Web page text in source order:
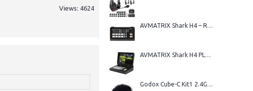
AVMATRIX Shark H4 – Régie vidéo HDMI 4 canaux
AVMATRIX Shark H4 PLUS – Régie vidéo HDMI 4 canaux
Godox Cube-C Kit1 2.4GHz Wireless Microphone
Views: 4624